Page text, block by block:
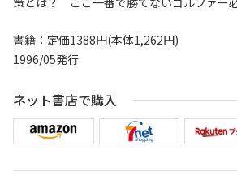
書籍：定価1388円(本体1,262円)
1996/05発行
ネット書店で購入